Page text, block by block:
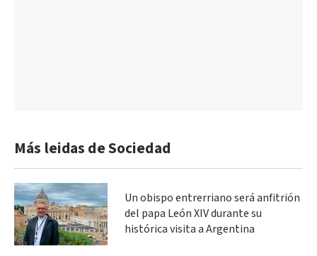
Más leidas de Sociedad
Un obispo entrerriano será anfitrión
del papa León XIV durante su
histórica visita a Argentina